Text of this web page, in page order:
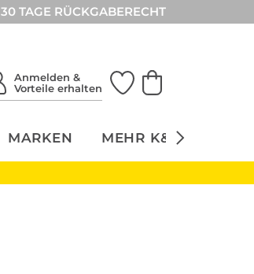
30 TAGE RÜCKGABERECHT
Anmelden &
Vorteile erhalten
MARKEN MEHR K&Ö